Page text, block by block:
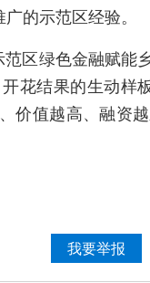
的示范区经验。
区绿色金融赋能
花结果的生动样
价值越高、融资
我要举报